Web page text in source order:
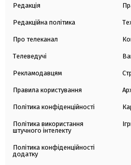
Редакція
Редакційна політика
Про телеканал
Телеведучі
Рекламодавцям
Правила користування
Політика конфіденційності
Політика використання
штучного інтелекту
Політика конфіденційності
додатку